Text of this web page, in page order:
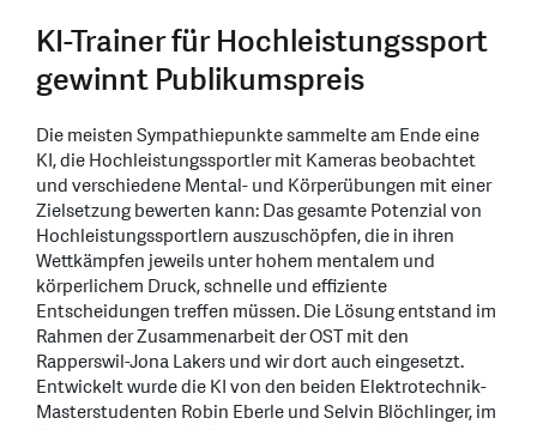
KI-Trainer für Hochleistungssport
gewinnt Publikumspreis
Die meisten Sympathiepunkte sammelte am Ende eine
KI, die Hochleistungssportler mit Kameras beobachtet
und verschiedene Mental- und Körperübungen mit einer
Zielsetzung bewerten kann: Das gesamte Potenzial von
Hochleistungssportlern auszuschöpfen, die in ihren
Wettkämpfen jeweils unter hohem mentalem und
körperlichem Druck, schnelle und effiziente
Entscheidungen treffen müssen. Die Lösung entstand im
Rahmen der Zusammenarbeit der OST mit den
Rapperswil-Jona Lakers und wir dort auch eingesetzt.
Entwickelt wurde die KI von den beiden Elektrotechnik-
Masterstudenten Robin Eberle und Selvin Blöchlinger, im